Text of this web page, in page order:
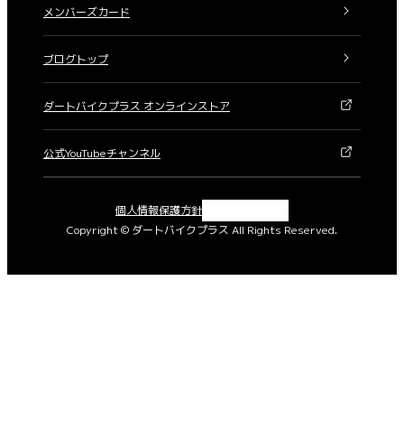
メンバーズカード
ブログトップ
ダートバイクプラス オンラインストア
公式YouTubeチャンネル
Copyright © ダートバイクプラス All Rights Reserved.
個人情報保護方針X